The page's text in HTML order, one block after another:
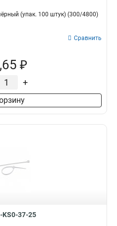
(упак. 100 штук) (300/4800)
Сравнить
₽
+
KS0-37-25